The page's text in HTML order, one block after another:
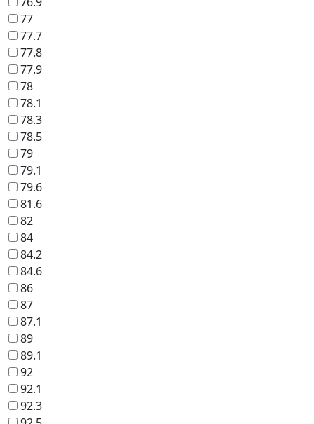
77
77.7
77.8
77.9
78
78.1
78.3
78.5
79
79.1
79.6
81.6
82
84
84.2
84.6
86
87
87.1
89
89.1
92
92.1
92.3